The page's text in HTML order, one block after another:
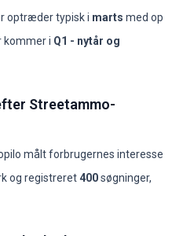
optræder typisk i marts med op
kommer i Q1 - nytår og
rabatKoder ≥50%Koder ≥70%
0 0
-
0 0
Streetammo-
målt forbrugernes interesse
og registreret400søgninger,